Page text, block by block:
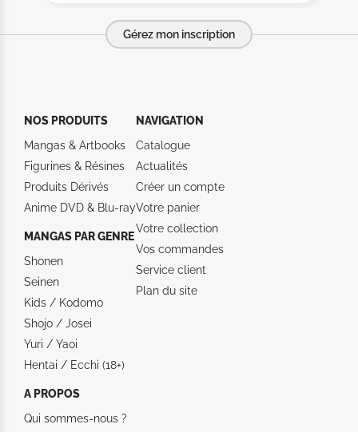
Gérez mon inscription
NOS PRODUITS
Mangas & Artbooks
Figurines & Résines
Produits Dérivés
Anime DVD & Blu‑ray
MANGAS PAR GENRE
Shonen
Seinen
Kids / Kodomo
Shojo / Josei
Yuri / Yaoi
Hentai / Ecchi (18+)
NAVIGATION
Catalogue
Actualités
Créer un compte
Votre panier
Votre collection
Vos commandes
Service client
Plan du site
A PROPOS
Qui sommes-nous ?